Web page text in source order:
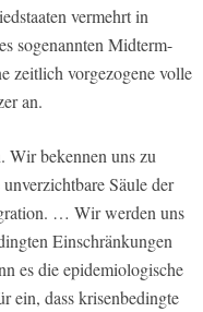
vermehrt in
sogenannten Midterm-
zeitlich vorgezogene volle
an.
Wir bekennen uns zu
Säule der
… Wir werden uns
Einschränkungen
es die epidemiologische
ein, dass krisenbedingte